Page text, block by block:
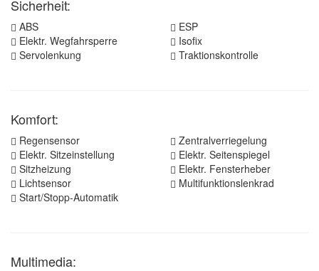
Sicherheit:
ABS
ESP
Elektr. Wegfahrsperre
Isofix
Servolenkung
Traktionskontrolle
Komfort:
Regensensor
Zentralverriegelung
Elektr. Sitzeinstellung
Elektr. Seitenspiegel
Sitzheizung
Elektr. Fensterheber
Lichtsensor
Multifunktionslenkrad
Start/Stopp-Automatik
Multimedia: